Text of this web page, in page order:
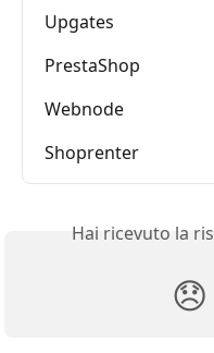
Upgates
PrestaShop
Webnode
Shoprenter
Hai ricevuto la
😞